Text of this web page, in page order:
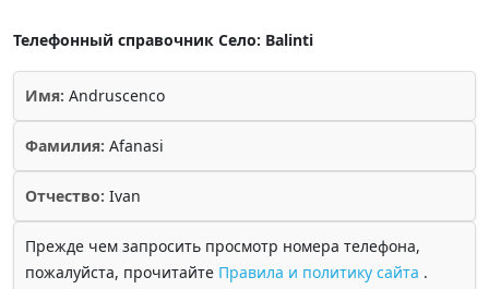
Телефонный справочник Село: Balinti
Имя: Andruscenco
Фамилия: Afanasi
Отчество: Ivan
Прежде чем запросить просмотр номера телефона,
пожалуйста, прочитайте Правила и политику сайта .